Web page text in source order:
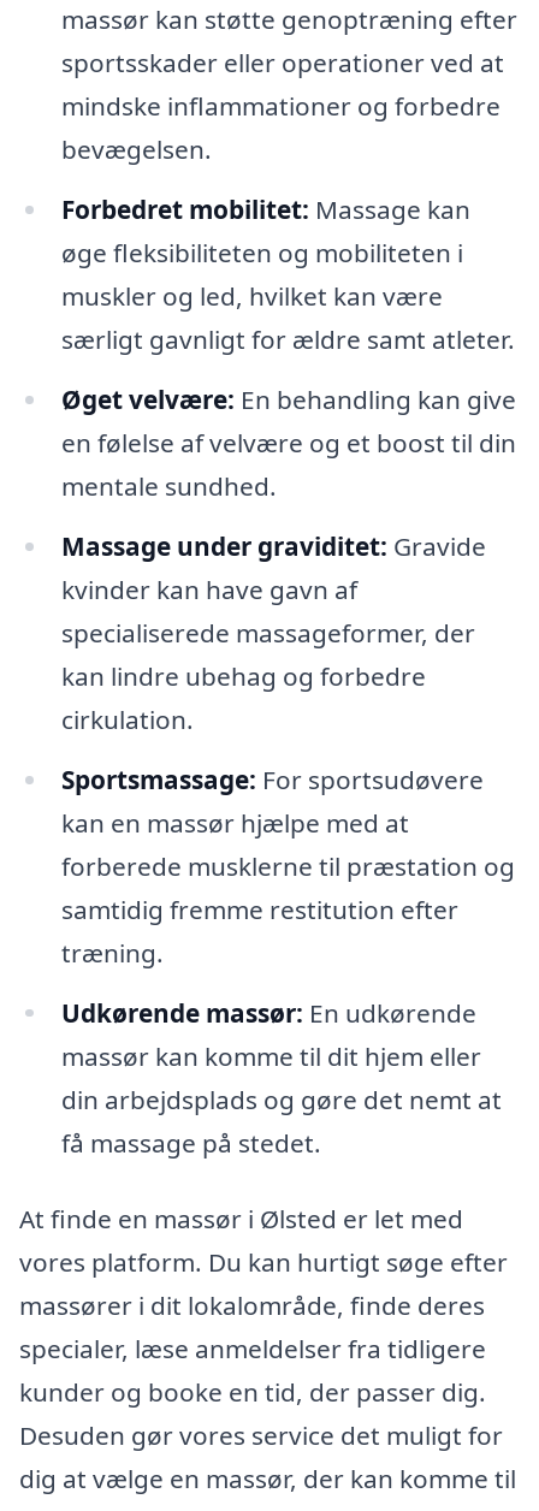
massør kan støtte genoptræning efter
sportsskader eller operationer ved at
mindske inflammationer og forbedre
bevægelsen.
Forbedret mobilitet: Massage kan
øge fleksibiliteten og mobiliteten i
muskler og led, hvilket kan være
særligt gavnligt for ældre samt atleter.
Øget velvære: En behandling kan give
en følelse af velvære og et boost til din
mentale sundhed.
Massage under graviditet: Gravide
kvinder kan have gavn af
specialiserede massageformer, der
kan lindre ubehag og forbedre
cirkulation.
Sportsmassage: For sportsudøvere
kan en massør hjælpe med at
forberede musklerne til præstation og
samtidig fremme restitution efter
træning.
Udkørende massør: En udkørende
massør kan komme til dit hjem eller
din arbejdsplads og gøre det nemt at
få massage på stedet.
At finde en massør i Ølsted er let med
vores platform. Du kan hurtigt søge efter
massører i dit lokalområde, finde deres
specialer, læse anmeldelser fra tidligere
kunder og booke en tid, der passer dig.
Desuden gør vores service det muligt for
dig at vælge en massør, der kan komme til